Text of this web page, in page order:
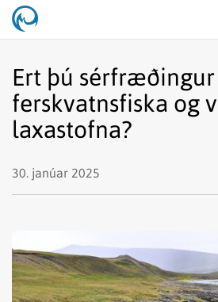
Ert þú
ferskvatnsfiska og
laxastofna?
30. janúar 2025